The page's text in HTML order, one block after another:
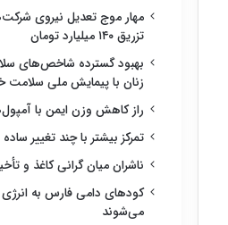
مهار موج تعدیل نیروی
تزریق ۱۴۰ میلیارد تومان
بهبود گسترده شاخص‌های
زنان با پیمایش ملی سلامت
راز کاهش وزن ایمن با
تمرکز بیشتر با چند تغییر
ناشران میان گرانی کاغذ و
کودهای دامی فارس به انرژی
می‌شوند